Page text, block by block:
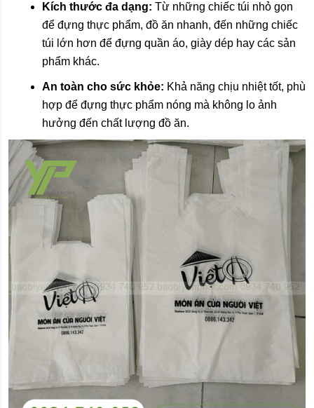
Kích thước đa dạng: Từ những chiếc túi nhỏ gọn
để đựng thực phẩm, đồ ăn nhanh, đến những chiếc
túi lớn hơn để đựng quần áo, giày dép hay các sản
phẩm khác.
An toàn cho sức khỏe: Khả năng chịu nhiệt tốt, phù
hợp để đựng thực phẩm nóng mà không lo ảnh
hưởng đến chất lượng đồ ăn.